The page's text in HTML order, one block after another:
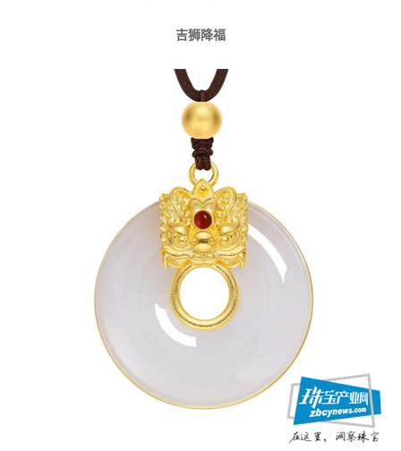
吉狮降福